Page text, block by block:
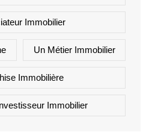
Immobilier
Un Métier Immobilier
Immobilière
Immobilier